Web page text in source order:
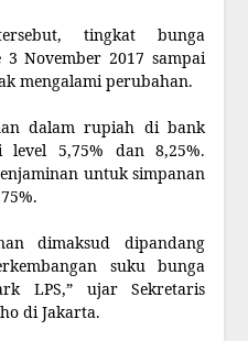
tingkat bunga
November 2017 sampai
mengalami perubahan.
dalam rupiah di bank
5,75% dan 8,25%.
untuk simpanan
dimaksud dipandang
suku bunga
LPS,” ujar Sekretaris
di Jakarta.